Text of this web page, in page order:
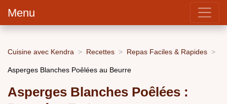
Menu
Cuisine avec Kendra Recettes Repas Faciles & Rapides
Asperges Blanches Poêlées au Beurre
Asperges Blanches Poêlées :